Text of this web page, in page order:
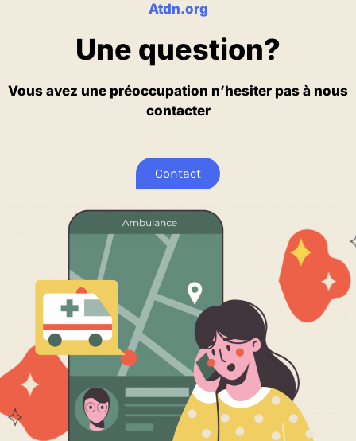
Atdn.org
Une question?
Vous avez une préoccupation n’hesiter pas à nous
contacter
Contact